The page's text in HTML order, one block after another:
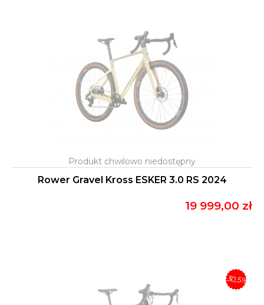
Rower Gravel Kross ESKER 3.0 RS 2024
19 999,00 zł
-30,5%